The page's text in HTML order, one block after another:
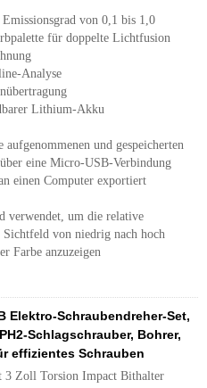
von 0,1 bis 1,0
für doppelte Lichtfusion
Analyse
Lithium-Akku
und gespeicherten
eine Micro-USB-Verbindung
einen Computer exportiert
verwendet, um die relative
von niedrig nach hoch
Farbe anzuzeigen
Elektro-Schraubendreher-Set,
Schlagschrauber, Bohrer,
effizientes Schrauben
3 Zoll Torsion Impact Bithalter